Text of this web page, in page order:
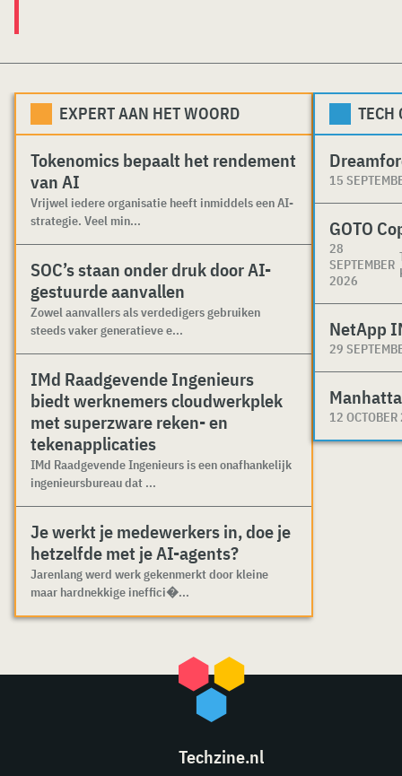
EXPERT AAN HET WOORD
Tokenomics bepaalt het rendement
van AI
Vrijwel iedere organisatie heeft inmiddels een AI-
strategie. Veel min...
SOC’s staan onder druk door AI-
gestuurde aanvallen
Zowel aanvallers als verdedigers gebruiken
steeds vaker generatieve e...
IMd Raadgevende Ingenieurs
biedt werknemers cloudwerkplek
met superzware reken- en
tekenapplicaties
IMd Raadgevende Ingenieurs is een onafhankelijk
ingenieursbureau dat ...
Je werkt je medewerkers in, doe je
hetzelfde met je AI-agents?
Jarenlang werd werk gekenmerkt door kleine
maar hardnekkige ineffici�...
TECH
15
GOTO
28
SEPTEMBER
2026
NetApp
29
12
Techzine.nl